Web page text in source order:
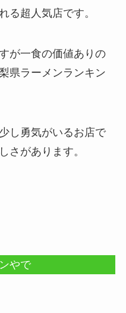
る超人気店です。
が一食の価値ありの
県ラーメンランキン
し勇気がいるお店で
さがあります。
やで